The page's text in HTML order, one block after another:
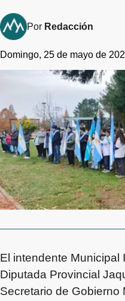
Por Redacción
Domingo, 25 de mayo de
El intendente Municipal
Diputada Provincial
Secretario de Gobierno